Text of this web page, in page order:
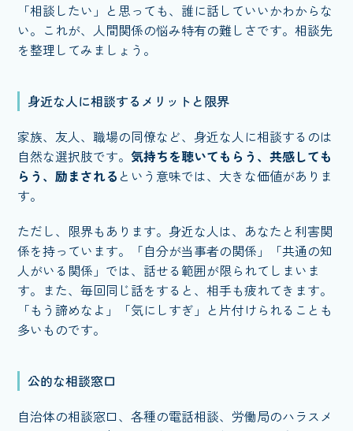
「相談したい」と思っても、誰に話していいかわからな
い。これが、人間関係の悩み特有の難しさです。相談先
を整理してみましょう。
身近な人に相談するメリットと限界
家族、友人、職場の同僚など、身近な人に相談するのは
自然な選択肢です。気持ちを聴いてもらう、共感しても
らう、励まされる という意味では、大きな価値がありま
す。
ただし、限界もあります。身近な人は、あなたと利害関
係を持っています。「自分が当事者の関係」「共通の知
人がいる関係」では、話せる範囲が限られてしまいま
す。また、毎回同じ話をすると、相手も疲れてきます。
「もう諦めなよ」「気にしすぎ」と片付けられることも
多いものです。
公的な相談窓口
自治体の相談窓口、各種の電話相談、労働局のハラスメ